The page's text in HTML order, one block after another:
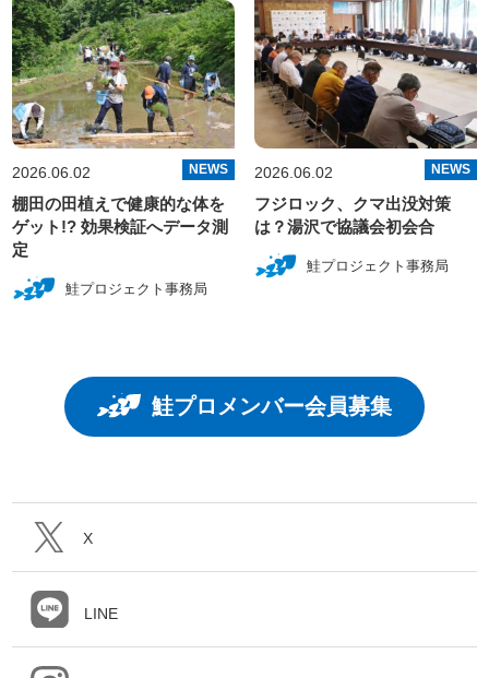
2026.06.02 NEWS
棚田の田植えで健康的な体を
ゲット!? 効果検証へデータ測
定
鮭プロジェクト事務局
2026.06.02 NEWS
フジロック、クマ出没対策
は？湯沢で協議会初会合
鮭プロジェクト事務局
鮭プロメンバー会員募集
X
LINE